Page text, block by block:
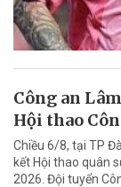
Công an
Hội thao
Chiều 6/8, tại TP
kết Hội thao quân
2026. Đội tuyển